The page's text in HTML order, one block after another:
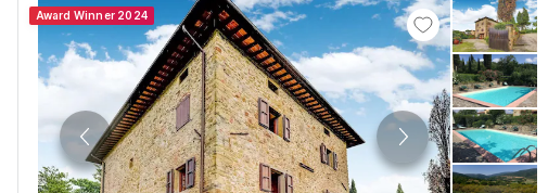
Award Winner 2024